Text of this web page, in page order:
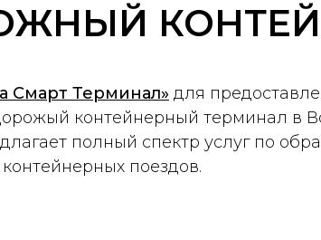
Смарт Терминал» для
контейнерный терминал в
полный спектр услуг по
поездов.